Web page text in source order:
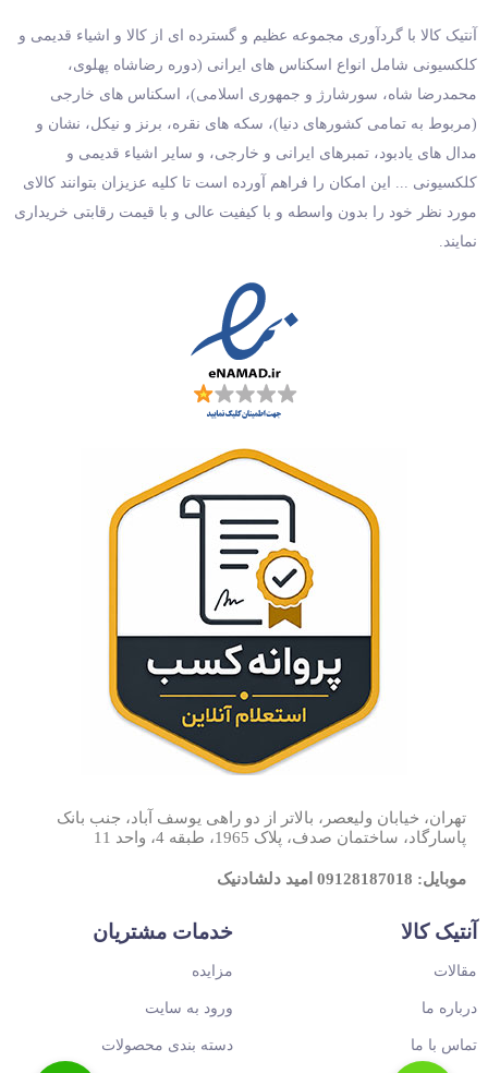
آنتیک کالا با گردآوری مجموعه عظیم و گسترده ای از کالا و اشیاء قدیمی و
کلکسیونی شامل انواع اسکناس های ایرانی (دوره رضاشاه پهلوی،
محمدرضا شاه، سورشارژ و جمهوری اسلامی)، اسکناس های خارجی
(مربوط به تمامی کشورهای دنیا)، سکه های نقره، برنز و نیکل، نشان و
مدال های یادبود، تمبرهای ایرانی و خارجی، و سایر اشیاء قدیمی و
کلکسیونی ... این امکان را فراهم آورده است تا کلیه عزیزان بتوانند کالای
مورد نظر خود را بدون واسطه و با کیفیت عالی و با قیمت رقابتی خریداری
نمایند.
تهران، خیابان ولیعصر، بالاتر از دو راهی یوسف آباد، جنب بانک
پاسارگاد، ساختمان صدف، پلاک 1965، طبقه 4، واحد 11
موبایل: 09128187018 امید دلشادنیک
آنتیک کالا
مقالات
درباره ما
تماس با ما
خدمات مشتریان
مزایده
ورود به سایت
دسته بندی محصولات